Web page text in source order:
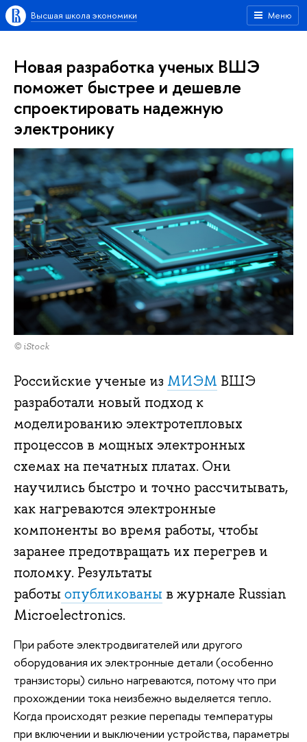
Меню
Высшая школа экономики
Новая разработка ученых ВШЭ
поможет быстрее и дешевле
спроектировать надежную
электронику
© iStock
Российские ученые из МИЭМ ВШЭ
разработали новый подход к
моделированию электротепловых
процессов в мощных электронных
схемах на печатных платах. Они
научились быстро и точно рассчитывать,
как нагреваются электронные
компоненты во время работы, чтобы
заранее предотвращать их перегрев и
поломку. Результаты
работы опубликованы в журнале Russian
Microelectronics.
При работе электродвигателей или другого
оборудования их электронные детали (особенно
транзисторы) сильно нагреваются, потому что при
прохождении тока неизбежно выделяется тепло.
Когда происходят резкие перепады температуры
при включении и выключении устройства, параметры